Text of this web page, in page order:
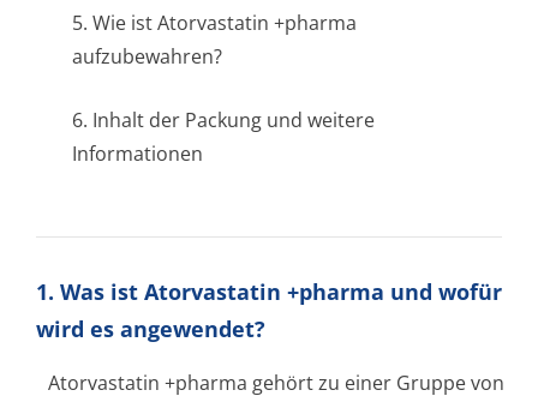
5. Wie ist Atorvastatin +pharma
aufzubewahren?
6. Inhalt der Packung und weitere
Informationen
1. Was ist Atorvastatin +pharma und wofür
wird es angewendet?
Atorvastatin +pharma gehört zu einer Gruppe von